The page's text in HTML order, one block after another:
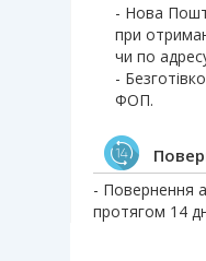
- Нова
при
чи по
-
ФОП.
- Повернення
протягом 14